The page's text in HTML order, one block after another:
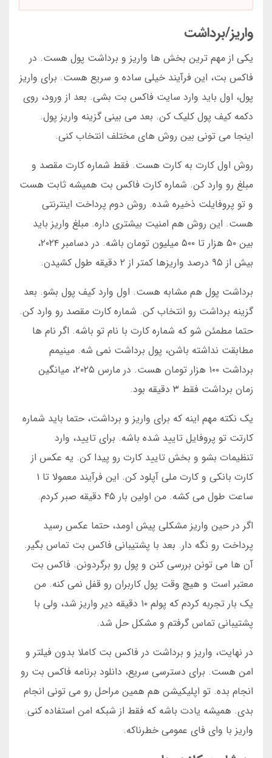
واریز/برداشت
یکی از مهم ترین بخش ها واریز و برداشت پول هست. در
فاکس بت، این فرآیند خیلی ساده و سریع هست. برای واریز
پول، اول باید وارد سایت فاکس بت بشی. بعد از ورود، روی
دکمه کیف پول کلیک کن. بعد می بینی گزینه واریز پول.
اینجا می تونی بین روش های مختلف انتخاب کنی.
روش اول کارت به کارت هست. فقط شماره کارت مقصد و
مبلغ رو وارد کن. شماره کارت فاکس بت همیشه ثابت هست
و تو پروفایلت ذخیره شده. روش دوم پرداخت اینترنتی
هست. این روش هم امنیت بیشتری داره. مبلغ واریز باید
بین ۵۰ هزار تا ۵۰۰ میلیون تومان باشه. در دسامبر ۲۰۲۴،
بیش از ۹۵ درصد واریزها کمتر از ۲ دقیقه طول کشیدن.
برداشت پول هم مشابه هست. اول وارد کیف پول بشو. بعد
گزینه برداشت رو انتخاب کن. شماره کارت مقصد رو وارد کن.
حتما مطمئن شو که شماره کارت با نام تو باشه. اگر نام ها
مطابقت نداشته باشن، پول برداشت نمی شه. مینیمم
برداشت ۱۰۰ هزار تومان هست. در مارس ۲۰۲۵، میانگین
زمان برداشت فقط ۳ دقیقه بود.
یک نکته مهم اینه که برای واریز و برداشت، حتما باید شماره
کارتت تو پروفایل تایید شده باشه. برای تایید، وارد
تنظیمات بشو و بخش تایید کارت رو پیدا کن. یه عکس از
کارت بانکی و کارت ملی آپلود کن. این فرآیند معمولا تا ۱
ساعت طول می کشه. من اولین بار ۴۵ دقیقه صبر کردم.
اگر در حین واریز مشکلی پیش اومد، حتما عکس رسید
پرداخت رو نگه دار. بعد با پشتیبانی فاکس بت تماس بگیر.
آن ها می تونن بررسی کنن و پول رو برگردونن. فاکس بت
معتبر است و هیچ وقت پول کاربران رو قفل نمی کنه. من
یک بار تجربه کردم که پولم ۱۰ دقیقه دیر واریز شد، ولی با
پشتیبانی تماس گرفتم و مشکل حل شد.
در نهایت، واریز و برداشت در فاکس بت کاملا بدون فیلتر و
امن هست. برای دسترسی سریع، دانلود برنامه فاکس بت رو
انجام بده. تو اپلیکیشن هم همین مراحل رو می تونی انجام
بدی. همیشه یادت باشه که فقط از شبکه امن استفاده کنی.
واریز با وای فای عمومی خطرناکه.